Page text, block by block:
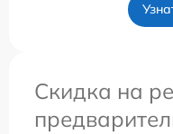
Скидка на